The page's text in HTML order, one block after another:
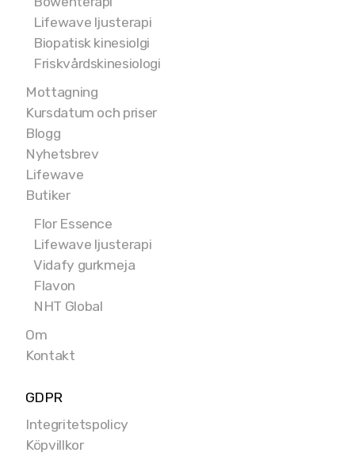
Lifewave ljusterapi
Biopatisk kinesiolgi
Friskvårdskinesiologi
Mottagning
Kursdatum och priser
Blogg
Nyhetsbrev
Lifewave
Butiker
Flor Essence
Lifewave ljusterapi
Vidafy gurkmeja
Flavon
NHT Global
Om
Kontakt
GDPR
Integritetspolicy
Köpvillkor